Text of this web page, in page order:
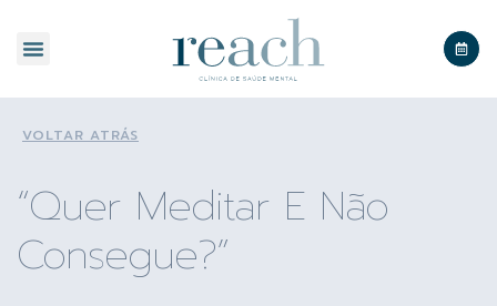
VOLTAR ATRÁS
“Quer Meditar E Não
Consegue?”